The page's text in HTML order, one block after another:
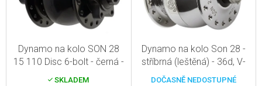
Dynamo na kolo SON 28
15 110 Disc 6-bolt - černá -
28d, pevná osa
SKLADEM
Dynamo na kolo Son 28 -
stříbrná (leštěná) - 36d, V-
brzdy
DOČASNĚ NEDOSTUPNÉ